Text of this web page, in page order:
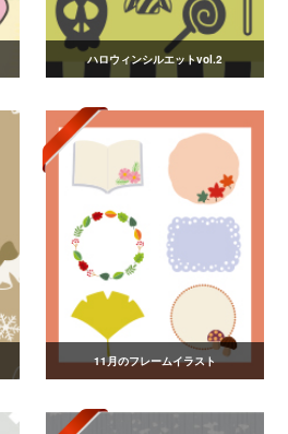
ハロウィンシルエットvol.2
11月のフレームイラスト